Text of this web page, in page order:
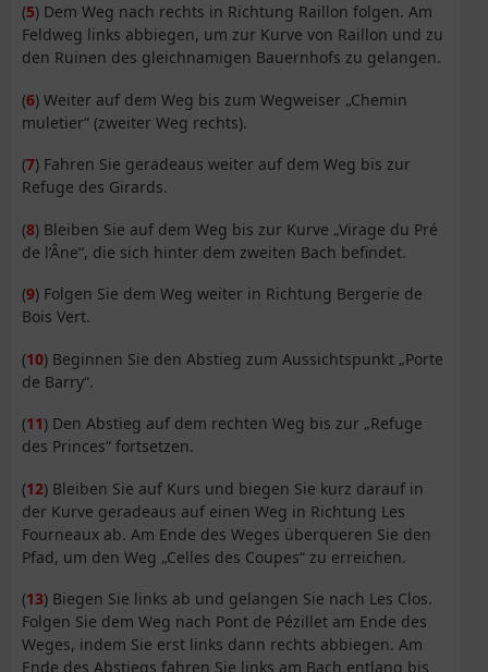
(5) Dem Weg nach rechts in Richtung Raillon folgen. Am
Feldweg links abbiegen, um zur Kurve von Raillon und zu
den Ruinen des gleichnamigen Bauernhofs zu gelangen.
(6) Weiter auf dem Weg bis zum Wegweiser „Chemin
muletier“ (zweiter Weg rechts).
(7) Fahren Sie geradeaus weiter auf dem Weg bis zur
Refuge des Girards.
(8) Bleiben Sie auf dem Weg bis zur Kurve „Virage du Pré
de l’Âne“, die sich hinter dem zweiten Bach befindet.
(9) Folgen Sie dem Weg weiter in Richtung Bergerie de
Bois Vert.
(10) Beginnen Sie den Abstieg zum Aussichtspunkt „Porte
de Barry“.
(11) Den Abstieg auf dem rechten Weg bis zur „Refuge
des Princes“ fortsetzen.
(12) Bleiben Sie auf Kurs und biegen Sie kurz darauf in
der Kurve geradeaus auf einen Weg in Richtung Les
Fourneaux ab. Am Ende des Weges überqueren Sie den
Pfad, um den Weg „Celles des Coupes“ zu erreichen.
(13) Biegen Sie links ab und gelangen Sie nach Les Clos.
Folgen Sie dem Weg nach Pont de Pézillet am Ende des
Weges, indem Sie erst links dann rechts abbiegen. Am
Ende des Abstiegs fahren Sie links am Bach entlang bis